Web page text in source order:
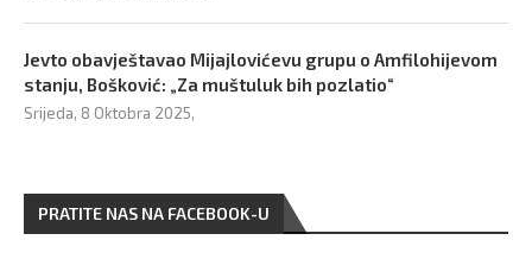
Jevto obavještavao Mijajlovićevu grupu o Amfilohijevom
stanju, Bošković: „Za muštuluk bih pozlatio“
Srijeda, 8 Oktobra 2025,
PRATITE NAS NA FACEBOOK-U